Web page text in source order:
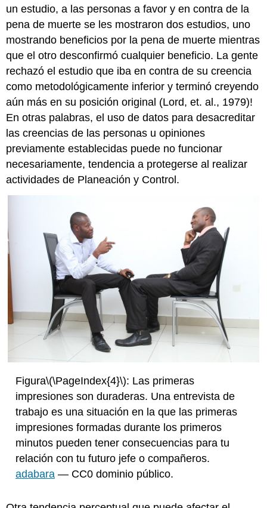
un estudio, a las personas a favor y en contra de la
pena de muerte se les mostraron dos estudios, uno
mostrando beneficios por la pena de muerte mientras
que el otro desconfirmó cualquier beneficio. La gente
rechazó el estudio que iba en contra de su creencia
como metodológicamente inferior y terminó creyendo
aún más en su posición original (Lord, et. al., 1979)!
En otras palabras, el uso de datos para desacreditar
las creencias de las personas u opiniones
previamente establecidas puede no funcionar
necesariamente, tendencia a protegerse al realizar
actividades de Planeación y Control.
Figura\(\PageIndex{4}\): Las primeras
impresiones son duraderas. Una entrevista de
trabajo es una situación en la que las primeras
impresiones formadas durante los primeros
minutos pueden tener consecuencias para tu
relación con tu futuro jefe o compañeros.
adabara— CC0 dominio público.